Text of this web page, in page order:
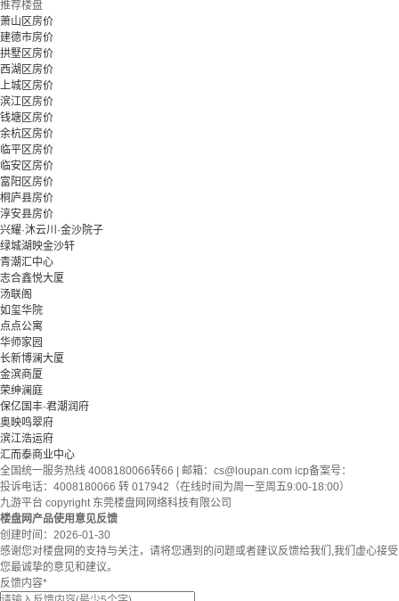
推荐楼盘
萧山区房价
建德市房价
拱墅区房价
西湖区房价
上城区房价
滨江区房价
钱塘区房价
余杭区房价
临平区房价
临安区房价
富阳区房价
桐庐县房价
淳安县房价
兴耀·沐云川·金沙院子
绿城湖映金沙轩
青潮汇中心
志合鑫悦大厦
汤联阁
如玺华院
点点公寓
华师家园
长新博澜大厦
金滨商厦
荣绅澜庭
保亿国丰·君潮润府
奥映鸣翠府
滨江浩运府
汇而泰商业中心
全国统一服务热线 4008180066转66 | 邮箱： cs@loupan.com icp备案号：
投诉电话：4008180066 转 017942（在线时间为周一至周五9:00-18:00）
九游平台 copyright 东莞楼盘网网络科技有限公司
楼盘网产品使用意见反馈
创建时间： 2026-01-30
感谢您对楼盘网的支持与关注，请将您遇到的问题或者建议反馈给我们,我们虚心接受
您最诚挚的意见和建议。
反馈内容*